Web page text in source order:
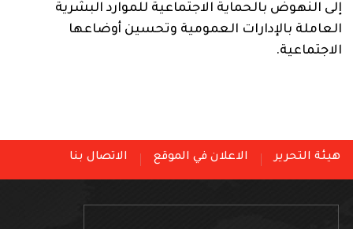
إلى النهوض بالحماية الاجتماعية للموارد البشرية
العاملة بالإدارات العمومية وتحسين أوضاعها
الاجتماعية.
هيئة التحرير الاعلان في الموقع الاتصال بنا